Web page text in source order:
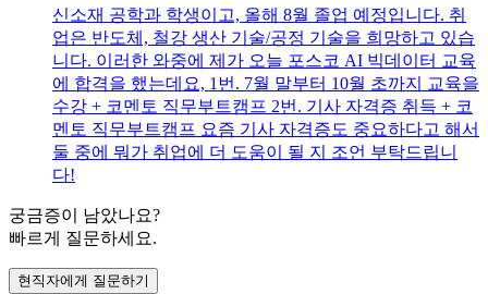
신소재 공학과 학생이고, 올해 8월 졸업 예정입니다. 취
업은 반도체, 철강 생산 기술/공정 기술을 희망하고 있습
니다. 이러한 와중에 제가 오늘 포스코 AI 빅데이터 교육
에 합격을 했는데요, 1번. 7월 말부터 10월 초까지 교육을
수강 + 코멘토 직무부트캠프 2번. 기사 자격증 취득 + 코
멘토 직무부트캠프 요즘 기사 자격증도 중요하다고 해서
둘 중에 뭐가 취업에 더 도움이 될 지 조언 부탁드립니
다!
궁금증이 남았나요?
빠르게 질문하세요.
현직자에게 질문하기